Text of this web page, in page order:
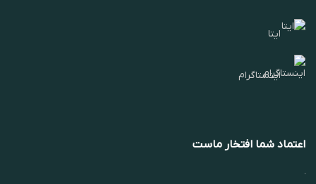
ایتا
اینستاگرام
اعتماد شما افتخار ماست